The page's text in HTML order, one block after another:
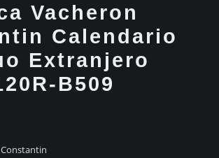
Vacheron
Calendario
Extranjero
B509